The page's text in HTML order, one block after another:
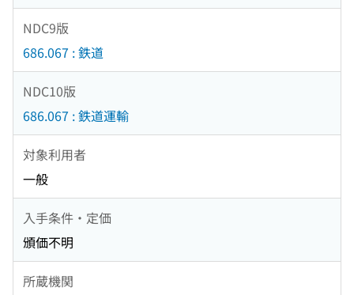
NDC9版
686.067 : 鉄道
NDC10版
686.067 : 鉄道運輸
対象利用者
一般
入手条件・定価
頒価不明
所蔵機関